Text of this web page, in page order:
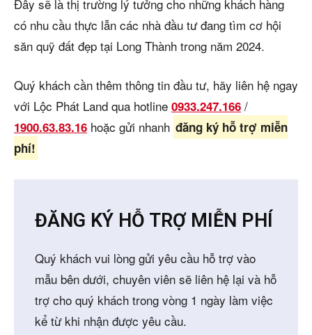
Đây sẽ là thị trường lý tưởng cho những khách hàng
có nhu cầu thực lẫn các nhà đầu tư đang tìm cơ hội
săn quỹ đất đẹp tại Long Thành trong năm 2024.
Quý khách cần thêm thông tin đầu tư, hãy liên hệ ngay
với Lộc Phát Land qua hotline 0933.247.166 /
1900.63.83.16 hoặc gửi nhanh đăng ký hỗ trợ miễn
phí!
ĐĂNG KÝ HỖ TRỢ MIỄN PHÍ
Quý khách vui lòng gửi yêu cầu hỗ trợ vào
mẫu bên dưới, chuyên viên sẽ liên hệ lại và hỗ
trợ cho quý khách trong vòng 1 ngày làm việc
kể từ khi nhận được yêu cầu.